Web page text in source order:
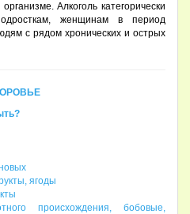
Алкоголь категорически
женщинам в период
с рядом хронических и острых
ягоды
происхождения, бобовые,